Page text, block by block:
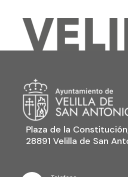
Plaza de la
28891 Velilla de San